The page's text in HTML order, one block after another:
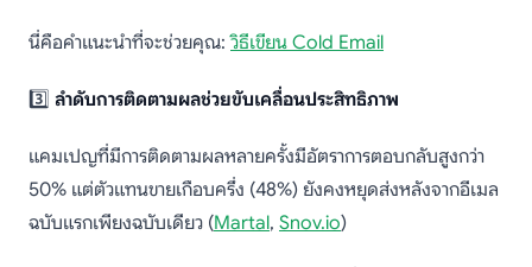
นี่คือคำแนะนำที่จะช่วยคุณ:วิธีเขียน Cold Email
3️⃣ ลำดับการติดตามผลช่วยขับเคลื่อนประสิทธิภาพ
แคมเปญที่มีการติดตามผลหลายครั้งมีอัตราการตอบกลับสูงกว่า
50% แต่ตัวแทนขายเกือบครึ่ง (48%) ยังคงหยุดส่งหลังจากอีเมล
ฉบับแรกเพียงฉบับเดียว (Martal, Snov.io)